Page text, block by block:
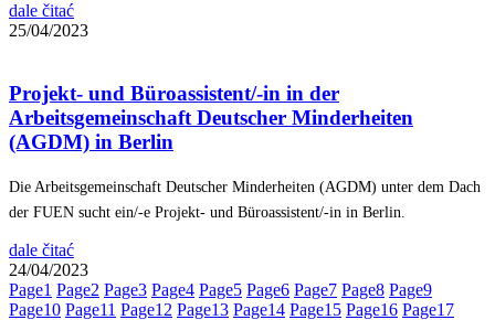
dale čitać
25/04/2023
Projekt- und Büroassistent/-in in der
Arbeitsgemeinschaft Deutscher Minderheiten
(AGDM) in Berlin
Die Arbeitsgemeinschaft Deutscher Minderheiten (AGDM) unter dem Dach
der FUEN sucht ein/-e Projekt- und Büroassistent/-in in Berlin.
dale čitać
24/04/2023
Page1 Page2 Page3 Page4 Page5 Page6 Page7 Page8 Page9
Page10 Page11 Page12 Page13 Page14 Page15 Page16 Page17